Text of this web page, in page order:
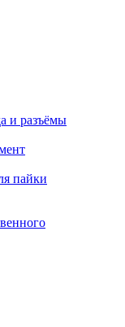
и разъёмы
пайки